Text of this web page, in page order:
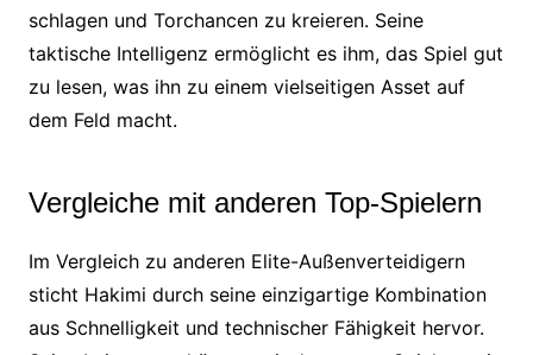
schlagen und Torchancen zu kreieren. Seine
taktische Intelligenz ermöglicht es ihm, das Spiel gut
zu lesen, was ihn zu einem vielseitigen Asset auf
dem Feld macht.
Vergleiche mit anderen Top-Spielern
Im Vergleich zu anderen Elite-Außenverteidigern
sticht Hakimi durch seine einzigartige Kombination
aus Schnelligkeit und technischer Fähigkeit hervor.